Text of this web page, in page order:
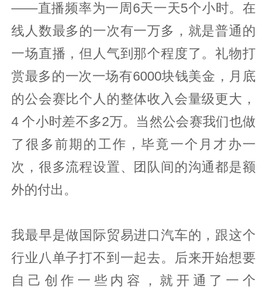
——直播频率为一周6天一天5个小时。在
线人数最多的一次有一万多，就是普通的
一场直播，但人气到那个程度了。礼物打
赏最多的一次一场有6000块钱美金，月底
的公会赛比个人的整体收入会量级更大，
4 个小时差不多2万。当然公会赛我们也做
了很多前期的工作，毕竟一个月才办一
次，很多流程设置、团队间的沟通都是额
外的付出。
我最早是做国际贸易进口汽车的，跟这个
行业八单子打不到一起去。后来开始想要
自己创作一些内容，就开通了一个